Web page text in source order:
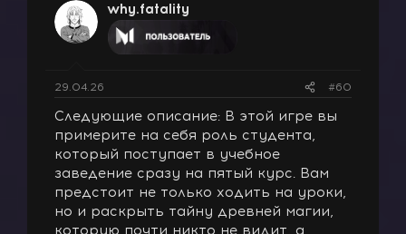
и
и
:
why.fatality
29.04.26 #60
Следующие описание: В этой игре вы
примерите на себя роль студента,
который поступает в учебное
заведение сразу на пятый курс. Вам
предстоит не только ходить на уроки,
но и раскрыть тайну древней магии,
которую почти никто не видит, а